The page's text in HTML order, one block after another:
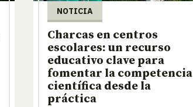
NOTICIA
Charcas en centros
escolares: un recurso
educativo clave para
fomentar la competencia
científica desde la
práctica